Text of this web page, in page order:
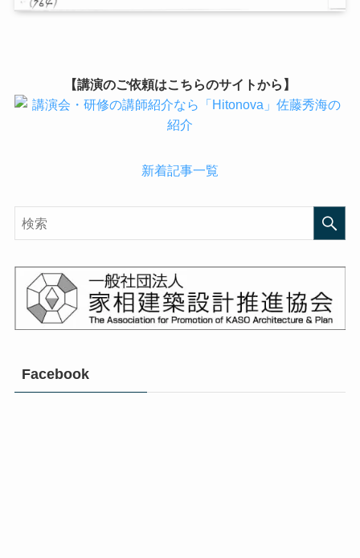
【講演のご依頼はこちらのサイトから】
新着記事一覧
Facebook